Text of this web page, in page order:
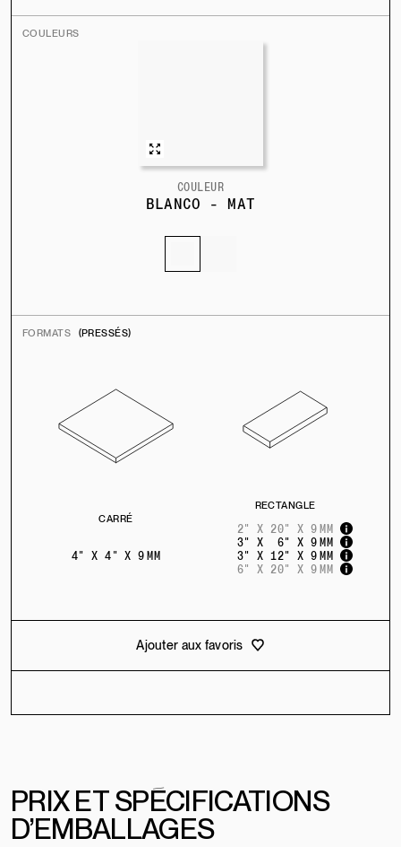
COULEURS
COULEUR
BLANCO - MAT
FORMATS (PRESSÉS)
CARRÉ
4" X 4" X 9 MM
RECTANGLE
2" X 20" X 9 MM
3" X 6" X 9 MM
3" X 12" X 9 MM
6" X 20" X 9 MM
Ajouter aux favoris
PRIXETSPÉCIFICATIONS
D’EMBALLAGES